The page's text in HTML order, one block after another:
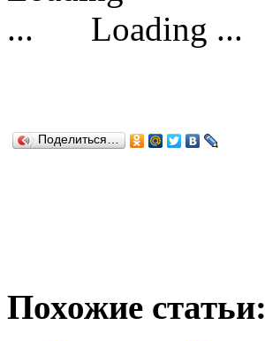
Loading ...
Поделиться…
Похожие статьи: